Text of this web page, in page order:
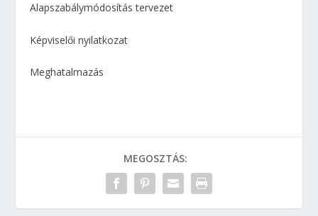
Alapszabálymódosítás tervezet
Képviselői nyilatkozat
Meghatalmazás
MEGOSZTÁS: